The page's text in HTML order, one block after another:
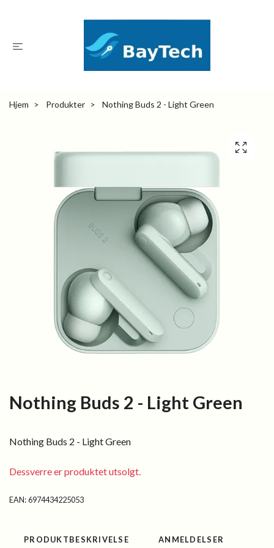
Hjem Produkter Nothing Buds 2 - Light Green
Nothing Buds 2 - Light Green
Nothing Buds 2 - Light Green
Dessverre er produktet utsolgt.
EAN:6974434225053
PRODUKTBESKRIVELSE ANMELDELSER